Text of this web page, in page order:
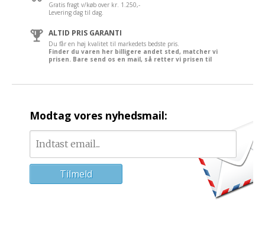
Gratis fragt v/køb over kr. 1.250,-
Levering dag til dag.
ALTID PRIS GARANTI
Du får en høj kvalitet til markedets bedste pris.
Finder du varen her billigere andet sted, matcher vi
prisen. Bare send os en mail, så retter vi prisen til
Modtag vores nyhedsmail: